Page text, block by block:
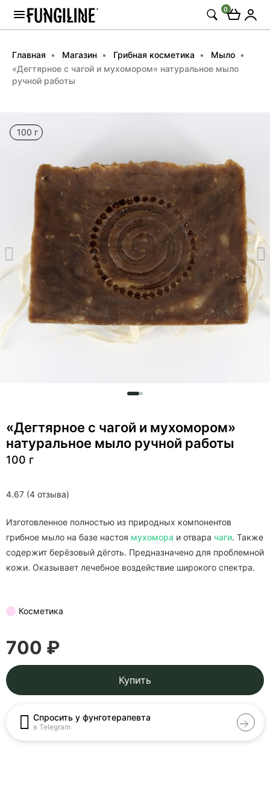
0
Главная Магазин Грибная косметика
Мыло
«Дегтярное с чагой и мухомором» натуральное мыло
ручной работы
100 г
4.67 (4 отзыва)
«Дегтярное с чагой и мухомором»
натуральное мыло ручной работы
100 г
Изготовленное полностью из природных компонентов
грибное мыло на базе настоя мухомора и отвара чаги. Также
содержит берёзовый дёготь. Предназначено для проблемной
кожи. Оказывает лечебное воздействие широкого спектра.
Косметика
700 ₽
Купить
Спросить у фунготерапевта
в Telegram